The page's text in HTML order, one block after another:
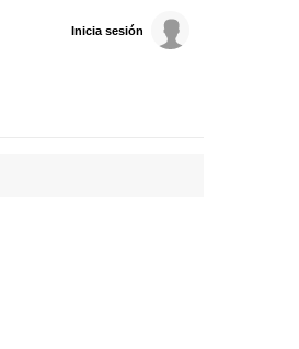
Inicia sesión